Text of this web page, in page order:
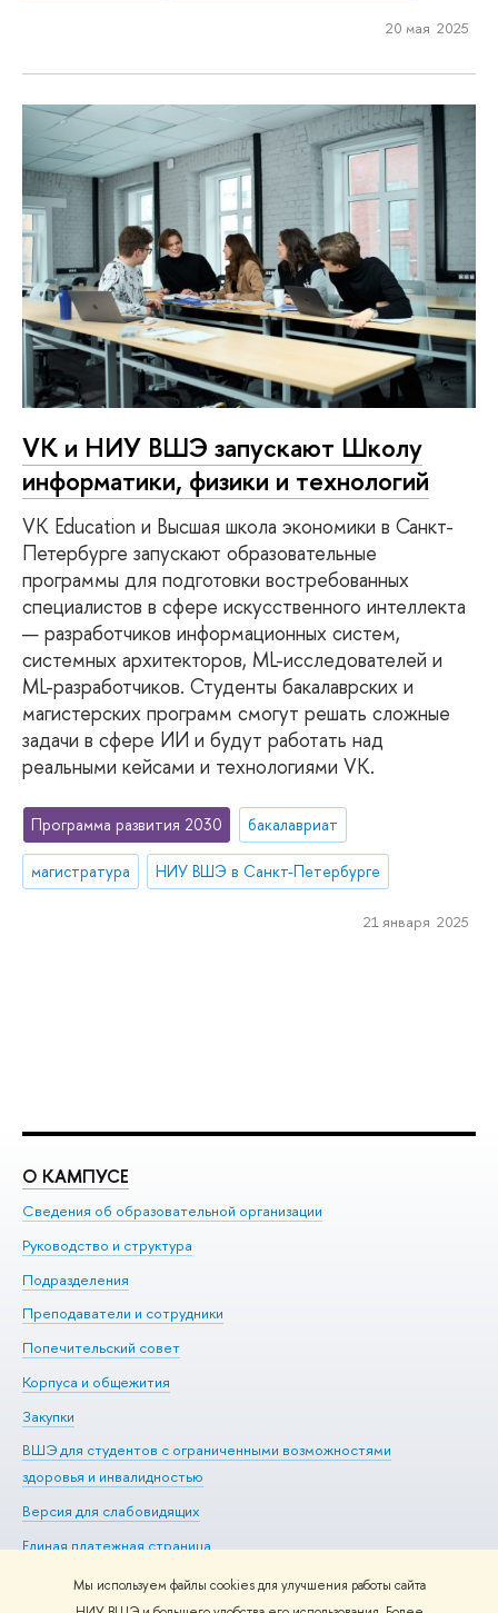
Мы используем файлы cookies для улучшения работы сайта
20 мая 2025
VK и НИУ ВШЭ запускают Школу
информатики, физики и технологий
VK Education и Высшая школа экономики в Санкт-
Петербурге запускают образовательные
программы для подготовки востребованных
специалистов в сфере искусственного интеллекта
— разработчиков информационных систем,
системных архитекторов, ML-исследователей и
ML-разработчиков. Студенты бакалаврских и
магистерских программ смогут решать сложные
задачи в сфере ИИ и будут работать над
реальными кейсами и технологиями VK.
Программа развития 2030 бакалавриат
магистратура НИУ ВШЭ в Санкт-Петербурге
21 января 2025
О КАМПУСЕ
Сведения об образовательной организации
Руководство и структура
Подразделения
Преподаватели и сотрудники
Попечительский совет
Корпуса и общежития
Закупки
ВШЭ для студентов с ограниченными возможностями
здоровья и инвалидностью
Версия для слабовидящих
Единая платежная страница